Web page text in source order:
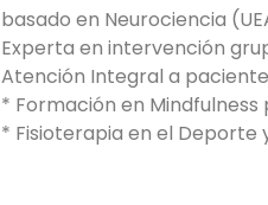
basado en Neurociencia
Experta en intervención
Atención Integral a
* Formación en Mindfulness
* Fisioterapia en el Deporte